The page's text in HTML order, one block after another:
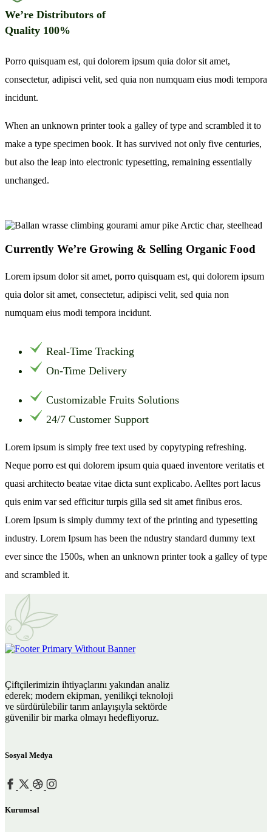
We’re Distributors of
Quality 100%
Porro quisquam est, qui dolorem ipsum quia dolor sit amet,
consectetur, adipisci velit, sed quia non numquam eius modi tempora
incidunt.
When an unknown printer took a galley of type and scrambled it to
make a type specimen book. It has survived not only five centuries,
but also the leap into electronic typesetting, remaining essentially
unchanged.
Currently We’re Growing & Selling Organic Food
Lorem ipsum dolor sit amet, porro quisquam est, qui dolorem ipsum
quia dolor sit amet, consectetur, adipisci velit, sed quia non
numquam eius modi tempora incidunt.
Real-Time Tracking
On-Time Delivery
Customizable Fruits Solutions
24/7 Customer Support
Lorem ipsum is simply free text used by copytyping refreshing.
Neque porro est qui dolorem ipsum quia quaed inventore veritatis et
quasi architecto beatae vitae dicta sunt explicabo. Aelltes port lacus
quis enim var sed efficitur turpis gilla sed sit amet finibus eros.
Lorem Ipsum is simply dummy text of the printing and typesetting
industry. Lorem Ipsum has been the ndustry standard dummy text
ever since the 1500s, when an unknown printer took a galley of type
and scrambled it.
Çiftçilerimizin ihtiyaçlarını yakından analiz
ederek; modern ekipman, yenilikçi teknoloji
ve sürdürülebilir tarım anlayışıyla sektörde
güvenilir bir marka olmayı hedefliyoruz.
Sosyal Medya
Kurumsal